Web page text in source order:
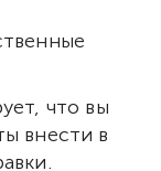
что вы
внести в